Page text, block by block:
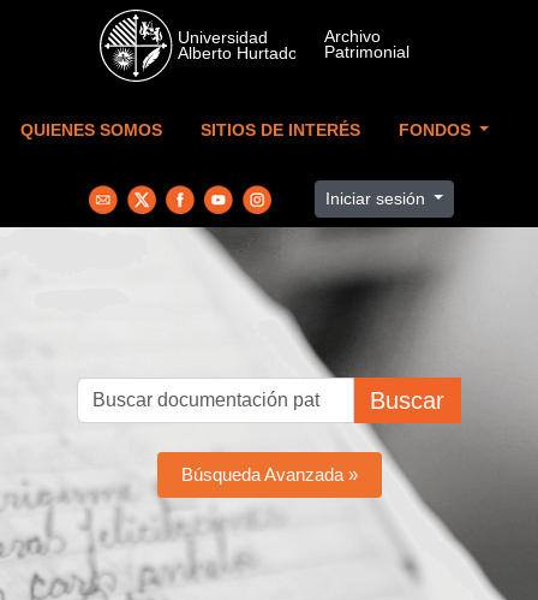
Skip to main content
QUIENES SOMOS SITIOS DE INTERÉS FONDOS
Iniciar sesión
Buscar
Búsqueda Avanzada »